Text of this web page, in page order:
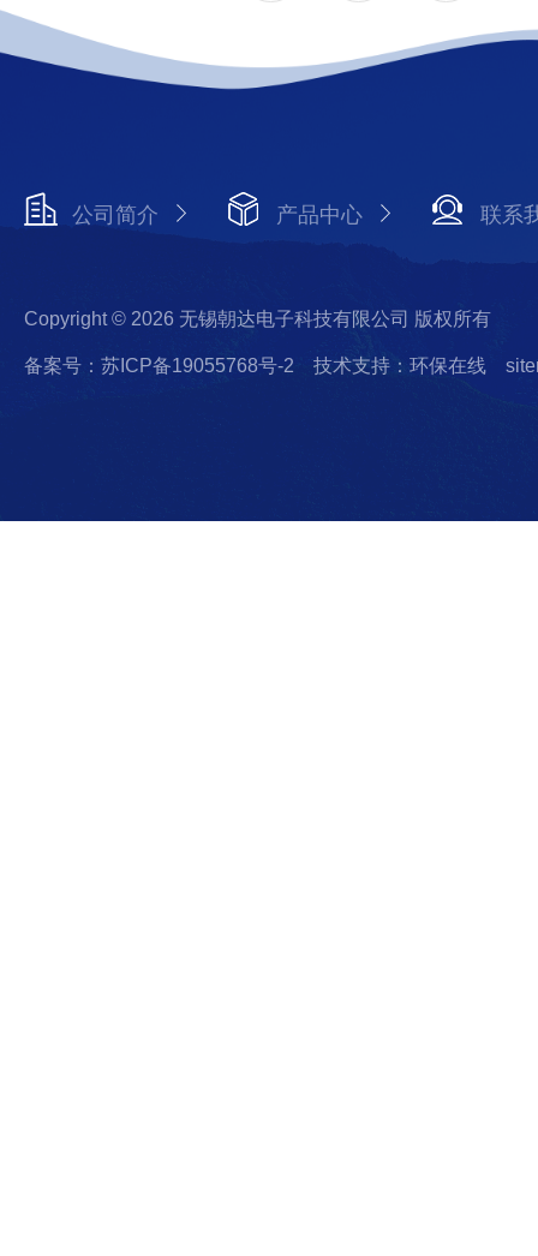
公司简介 产品中心 联系
Copyright © 2026 无锡朝达电子科技有限公司 版权所有
备案号：苏ICP备19055768号-2 技术支持：环保在线